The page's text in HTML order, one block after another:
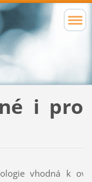
i pro
vhodná k